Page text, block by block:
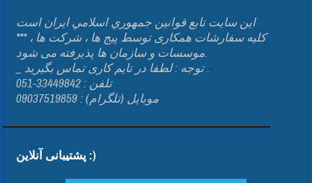
اين سايت تابع قوانين جمهوري اسلامي ايران است
*** کلیه سفارشات همکاری توسط پیج ها ، شرکت ها ،
موسسات و سازمان ها پذیرفته می شود.
_ توجه : لطفا در تایم کاری تماس بگیرید .
تلفن : 33449842-051
موبایل (تلگرام) : 09037519859
پشتیبانی آنلاین :)